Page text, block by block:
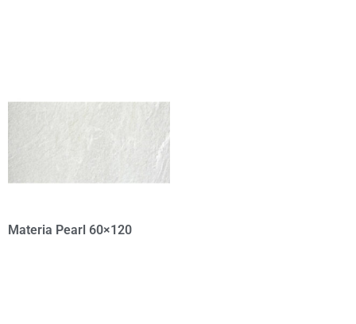
Materia Pearl 60×120